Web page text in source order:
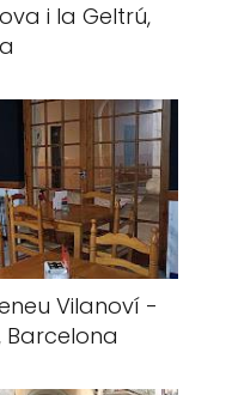
i la Geltrú,
Vilanoví -
Barcelona